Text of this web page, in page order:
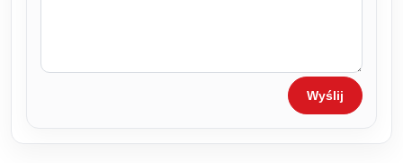
Wyślij